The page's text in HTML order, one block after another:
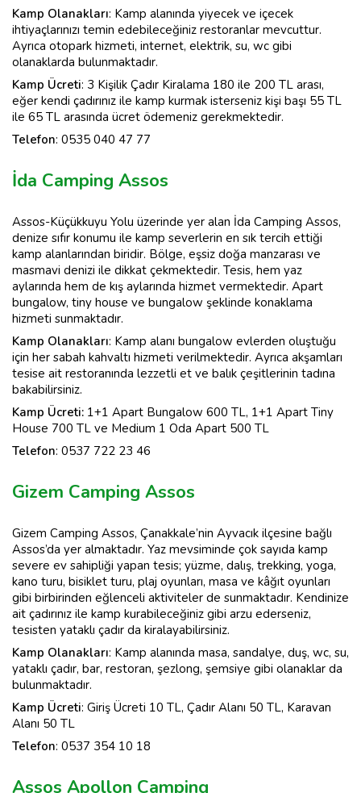
Kamp Olanakları: Kamp alanında yiyecek ve içecek
ihtiyaçlarınızı temin edebileceğiniz restoranlar mevcuttur.
Ayrıca otopark hizmeti, internet, elektrik, su, wc gibi
olanaklarda bulunmaktadır.
Kamp Ücreti: 3 Kişilik Çadır Kiralama 180 ile 200 TL arası,
eğer kendi çadırınız ile kamp kurmak isterseniz kişi başı 55 TL
ile 65 TL arasında ücret ödemeniz gerekmektedir.
Telefon: 0535 040 47 77
İda Camping Assos
Assos-Küçükkuyu Yolu üzerinde yer alan İda Camping Assos,
denize sıfır konumu ile kamp severlerin en sık tercih ettiği
kamp alanlarından biridir. Bölge, eşsiz doğa manzarası ve
masmavi denizi ile dikkat çekmektedir. Tesis, hem yaz
aylarında hem de kış aylarında hizmet vermektedir. Apart
bungalow, tiny house ve bungalow şeklinde konaklama
hizmeti sunmaktadır.
Kamp Olanakları: Kamp alanı bungalow evlerden oluştuğu
için her sabah kahvaltı hizmeti verilmektedir. Ayrıca akşamları
tesise ait restoranında lezzetli et ve balık çeşitlerinin tadına
bakabilirsiniz.
Kamp Ücreti: 1+1 Apart Bungalow 600 TL, 1+1 Apart Tiny
House 700 TL ve Medium 1 Oda Apart 500 TL
Telefon: 0537 722 23 46
Gizem Camping Assos
Gizem Camping Assos, Çanakkale’nin Ayvacık ilçesine bağlı
Assos’da yer almaktadır. Yaz mevsiminde çok sayıda kamp
severe ev sahipliği yapan tesis; yüzme, dalış, trekking, yoga,
kano turu, bisiklet turu, plaj oyunları, masa ve kâğıt oyunları
gibi birbirinden eğlenceli aktiviteler de sunmaktadır. Kendinize
ait çadırınız ile kamp kurabileceğiniz gibi arzu ederseniz,
tesisten yataklı çadır da kiralayabilirsiniz.
Kamp Olanakları: Kamp alanında masa, sandalye, duş, wc, su,
yataklı çadır, bar, restoran, şezlong, şemsiye gibi olanaklar da
bulunmaktadır.
Kamp Ücreti: Giriş Ücreti 10 TL, Çadır Alanı 50 TL, Karavan
Alanı 50 TL
Telefon: 0537 354 10 18
Assos Apollon Camping